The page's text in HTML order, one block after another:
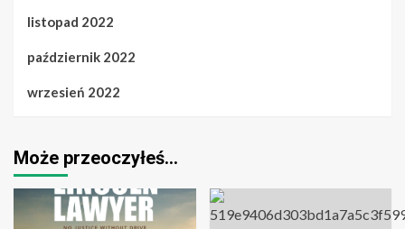
listopad 2022
październik 2022
wrzesień 2022
Może przeoczyłeś…